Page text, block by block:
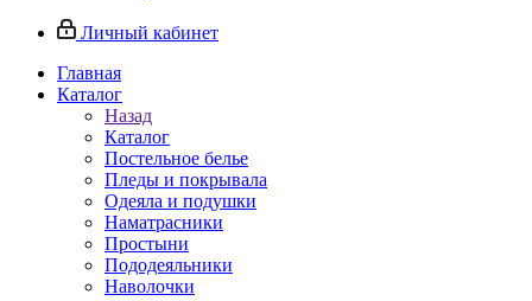
Личный кабинет
Главная
Каталог
Назад
Каталог
Постельное белье
Пледы и покрывала
Одеяла и подушки
Наматрасники
Простыни
Пододеяльники
Наволочки